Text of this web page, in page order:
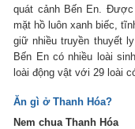
quát cảnh Bến En.
mặt hồ luôn xanh biếc,
giữ nhiều truyền thuyết
Bến En có nhiều loài
loài động vật với 29 loài
Ăn gì ở Thanh Hóa?
Nem chua Thanh Hóa